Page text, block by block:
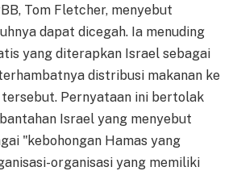
Tom Fletcher, menyebut
dapat dicegah. Ia menuding
yang diterapkan Israel sebagai
distribusi makanan ke
Pernyataan ini bertolak
Israel yang menyebut
"kebohongan Hamas yang
organisasi yang memiliki